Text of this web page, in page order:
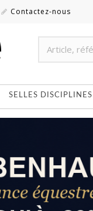
Contactez-nous
SELLES DISCIPLINES